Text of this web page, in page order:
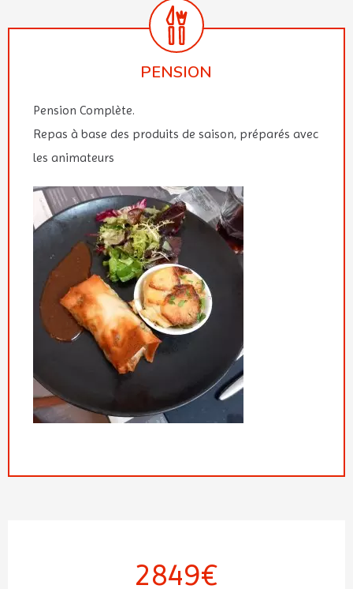
PENSION
Pension Complète.
Repas à base des produits de saison, préparés avec
les animateurs
2849€